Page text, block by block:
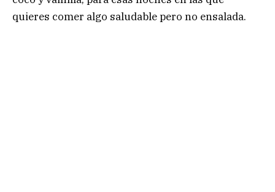
quieres comer algo saludable pero no ensalada.